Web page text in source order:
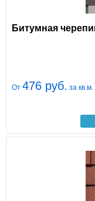
Битумная
От 476 руб. за кв.м.